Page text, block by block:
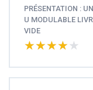
PRÉSENTATION :
U MODULABLE
VIDE
★★★★★
★★★★★